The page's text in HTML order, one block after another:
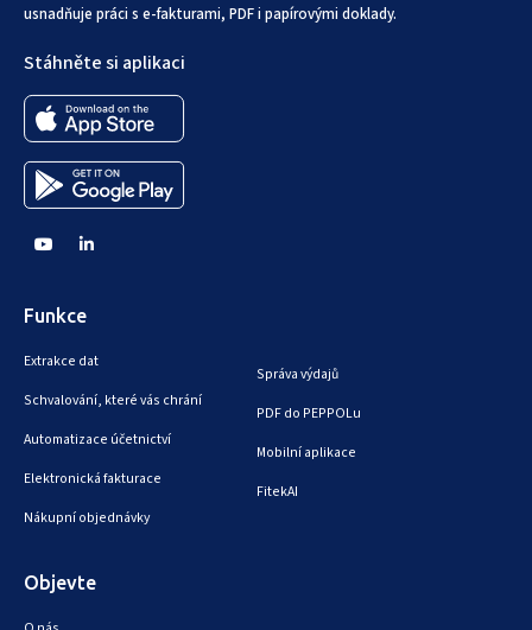
usnadňuje práci s e-fakturami, PDF i papírovými doklady.
Stáhněte si aplikaci
Funkce
Extrakce dat
Schvalování, které vás chrání
Automatizace účetnictví
Elektronická fakturace
Nákupní objednávky
Správa výdajů
PDF do PEPPOLu
Mobilní aplikace
FitekAI
Objevte